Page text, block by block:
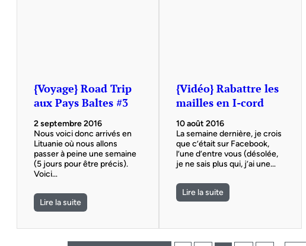
{Voyage} Road Trip
aux Pays Baltes #3
2 septembre 2016
Nous voici donc arrivés en
Lituanie où nous allons
passer à peine une semaine
(5 jours pour être précis).
Voici…
Lire la suite
{Vidéo} Rabattre les
mailles en I-cord
10 août 2016
La semaine dernière, je crois
que c’était sur Facebook,
l’une d’entre vous (désolée,
je ne sais plus qui, j’ai une…
Lire la suite